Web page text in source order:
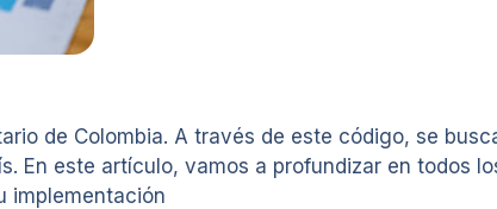
de Colombia. A través de este código, se
En este artículo, vamos a profundizar en todos
implementación